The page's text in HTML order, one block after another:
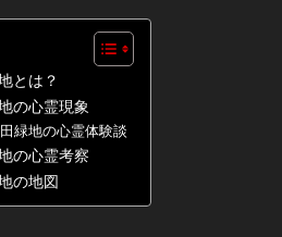
とは？
の心霊現象
緑地の心霊体験談
の心霊考察
の地図